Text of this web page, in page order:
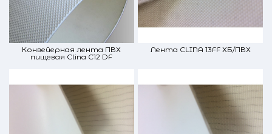
Конвейерная лента ПВХ
пищевая Clina C12 DF
Лента CLINA 13FF ХБ/ПВХ